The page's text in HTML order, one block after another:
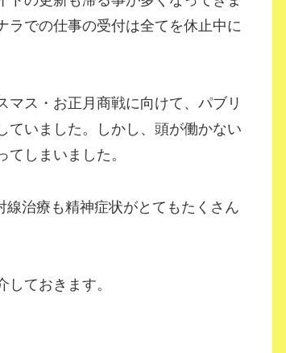
ラでの仕事の受付は全てを休止中に
ス・お正月商戦に向けて、パブリ
ていました。しかし、頭が働かない
しまいました。
治療も精神症状がとてもたくさん
ておきます。